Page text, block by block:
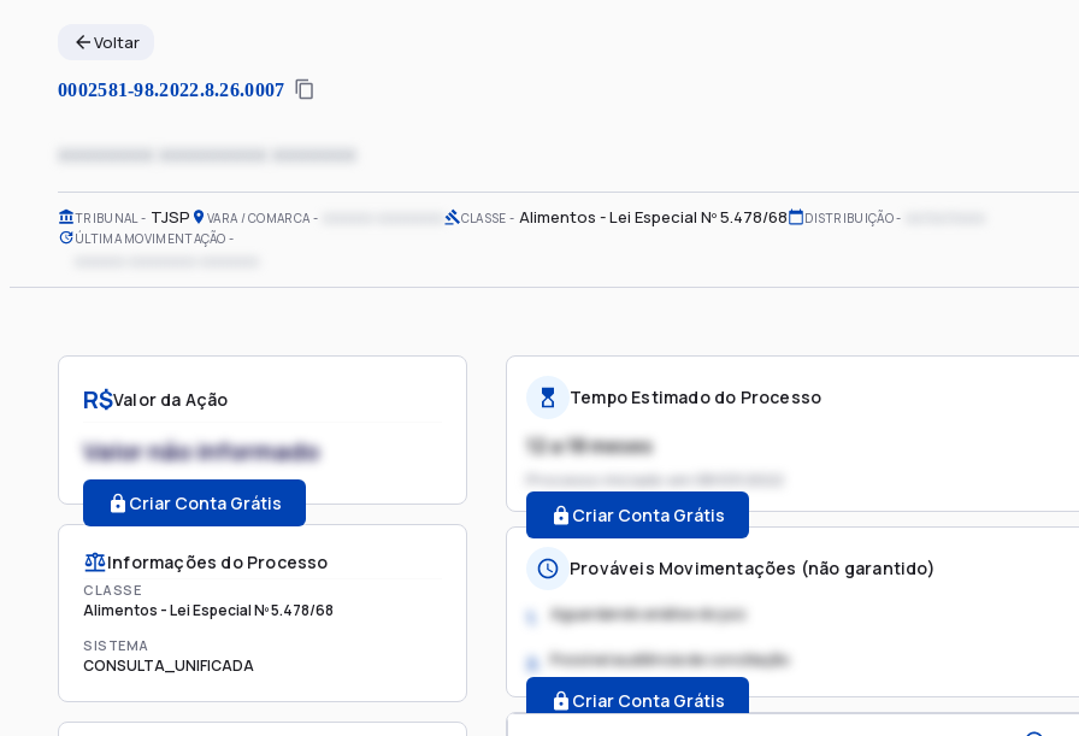
Voltar
0002581-98.2022.8.26.0007
xxxxxxxx xxxxxxxxx xxxxxxx
TRIBUNAL TJSP VARA / COMARCA CLASSE Alimentos - Lei Especial Nº 5.478/68 DISTRIBUIÇÃO
ÚLTIMA MOVIMENTAÇÃO
R$Valor da Ação
Valor não informado
Criar Conta Grátis
Informações do Processo
CLASSE
Alimentos - Lei Especial Nº 5.478/68
SISTEMA
CONSULTA_UNIFICADA
Tempo Estimado do Processo
12 a 18 meses
Processo iniciado em
Criar Conta Grátis
Prováveis Movimentações (não garantido)
1. Aguardando análise do juiz
2. Possível audiência de conciliação
Criar Conta Grátis